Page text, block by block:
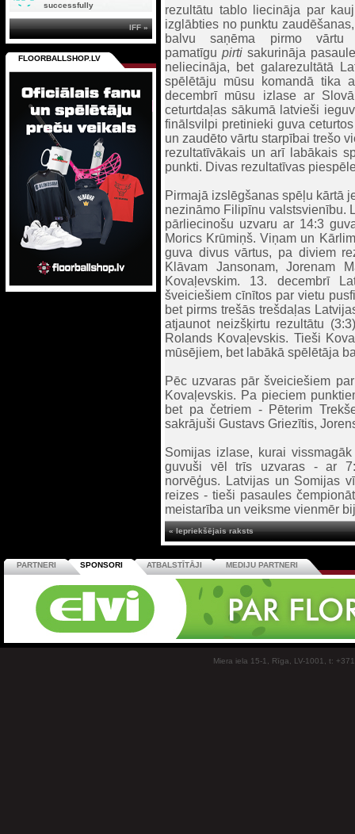
rezultātu tablo liecināja par
izglābties no punktu
balvu saņēma pirmo vārtu
pamatīgu pirti sakurināja
neliecināja, bet galarezultātā
spēlētāju mūsu komandā tika
decembrī mūsu izlase ar
ceturtdaļas sākumā latvieši
finālsvilpi pretinieki guva
un zaudēto vārtu starpībai trešo
rezultatīvākais un arī labākais
punkti. Divas rezultatīvas
Pirmajā izslēgšanas spēļu kārtā
nezināmo Filipīnu valstsvienību.
pārliecinošu uzvaru ar 14:3
Morics Krūmiņš. Viņam un
guva divus vārtus, pa diviem
Klāvam Jansonam, Jorenam
Kovaļevskim. 13. decembrī
šveiciešiem cīnītos par vietu
bet pirms trešās trešdaļas
atjaunot neizšķirtu rezultātu
Rolands Kovaļevskis. Tieši
mūsējiem, bet labākā spēlētāja
Pēc uzvaras pār šveiciešiem
Kovaļevskis. Pa pieciem
bet pa četriem - Pēterim
sakrājuši Gustavs Griezītis,
Somijas izlase, kurai
guvuši vēl trīs uzvaras - ar
norvēģus. Latvijas un Somijas
reizes - tieši pasaules
meistarība un veiksme vienmēr
« Iepriekšējais raksts
successfully
IFF »
FLOORBALLSHOP.LV
PARTNERI SPONSORI ATBALSTĪTĀJI MEDIJU PARTNERI
Miera iela 15-1, Rīga, LV-1001, t: